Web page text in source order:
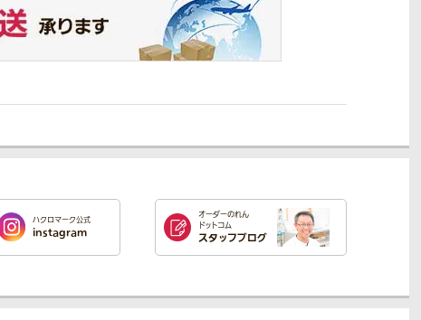
ハクロマーク公式
instagram
オーダーのれん
ドットコム
スタッフブログ